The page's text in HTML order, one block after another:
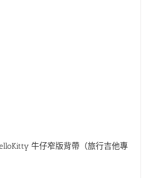
牛仔窄版背帶（旅行吉他專